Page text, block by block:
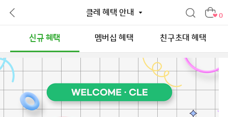
클레 혜택 안내 0
신규 혜택 멤버십 혜택 친구초대 혜택